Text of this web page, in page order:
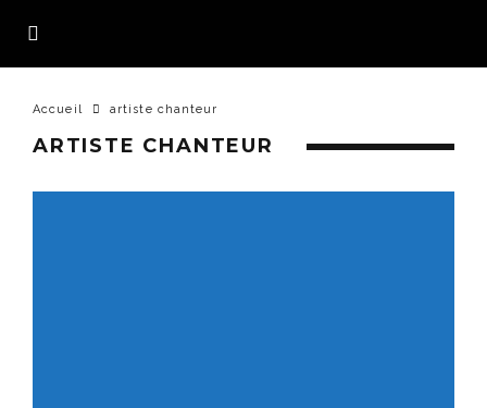
Accueil artiste chanteur
ARTISTE CHANTEUR